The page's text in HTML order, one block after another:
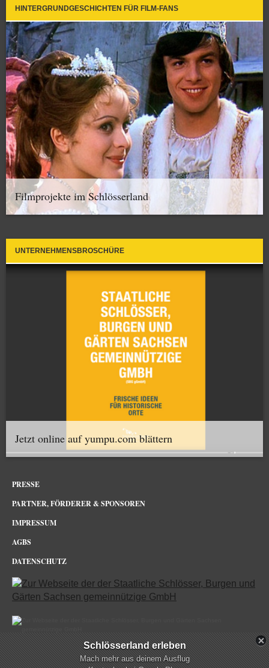
HINTERGRUNDGESCHICHTEN FÜR FILM-FANS
Filmprojekte im Schlösserland
UNTERNEHMENSBROSCHÜRE
Jetzt online auf yumpu.com blättern
PRESSE
PARTNER, FÖRDERER & SPONSOREN
IMPRESSUM
AGBS
DATENSCHUTZ
Schloss Rochlitz im Netz
Schlösserland erleben
Mach mehr aus deinem Ausflug